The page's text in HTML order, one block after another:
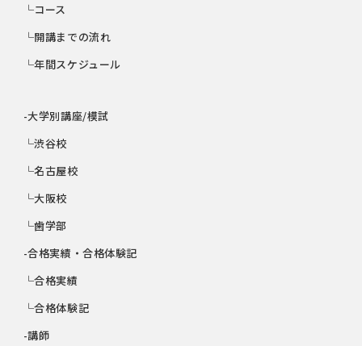
└コース
└開講までの流れ
└年間スケジュール
-大学別講座/模試
└渋谷校
└名古屋校
└大阪校
└歯学部
-合格実績・合格体験記
└合格実績
└合格体験記
-講師